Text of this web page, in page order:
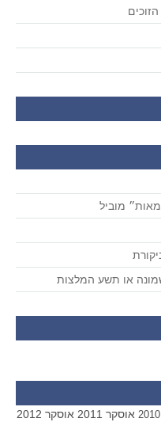
אוסקר 2011 אוסקר 2012